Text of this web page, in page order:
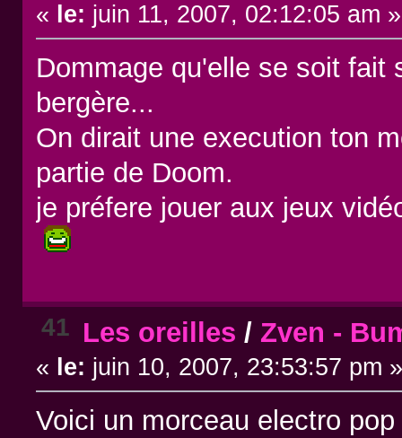
« le: juin 11, 2007, 02:12:05 am »
Dommage qu'elle se soit fait
bergère...
On dirait une execution ton
partie de Doom.
je préfere jouer aux jeux
41 Les oreilles / Zven -
« le: juin 10, 2007, 23:53:57 pm
Voici un morceau electro